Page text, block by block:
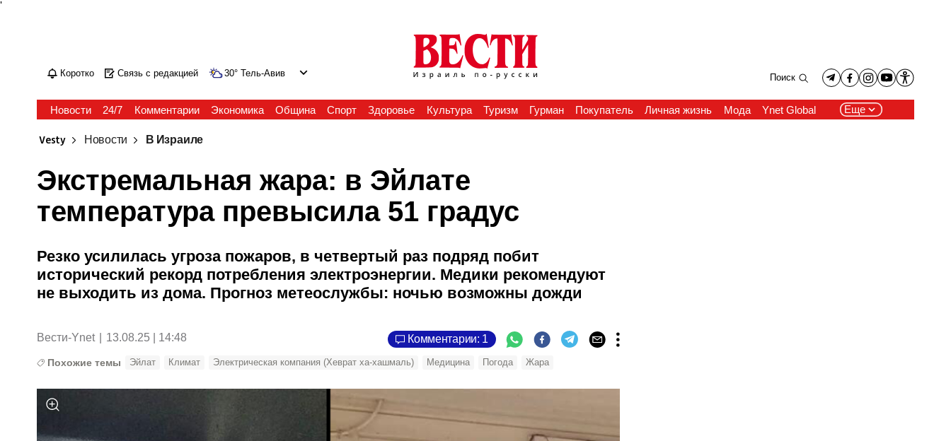
'
Коротко Связь с редакцией 30° Тель-Авив Поиск
Новости 24/7 Комментарии Экономика Община Спорт Здоровье Культура Туризм Гурман Покупатель Личная жизнь Мода Ynet Global Еще
Vesty Новости В Израиле
Экстремальная жара: в Эйлате
температура превысила 51 градус
Резко усилилась угроза пожаров, в четвертый раз подряд побит
исторический рекорд потребления электроэнергии. Медики рекомендуют
не выходить из дома. Прогноз метеослужбы: ночью возможны дожди
Вести-Ynet 13.08.25 | 14:48 Комментарии: 1
Похожие темы Эйлат Климат Электрическая компания (Хеврат ха-хашмаль) Медицина Погода Жара